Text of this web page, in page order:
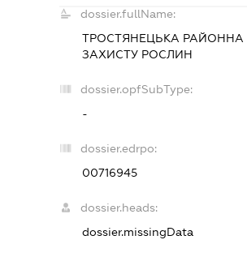
dossier.fullName:
ТРОСТЯНЕЦЬКА РАЙОННА
ЗАХИСТУ РОСЛИН
dossier.opfSubType:
-
dossier.edrpo:
00716945
dossier.heads:
dossier.missingData